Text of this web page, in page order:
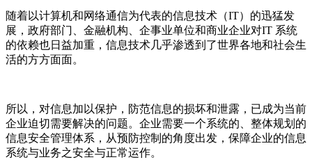
随着以计算机和网络通信为代表的信息技术（IT）的迅猛发
展，政府部门、金融机构、企事业单位和商业企业对IT 系统
的依赖也日益加重，信息技术几乎渗透到了世界各地和社会生
活的方方面面。
所以，对信息加以保护，防范信息的损坏和泄露，已成为当前
企业迫切需要解决的问题。企业需要一个系统的、整体规划的
信息安全管理体系，从预防控制的角度出发，保障企业的信息
系统与业务之安全与正常运作。